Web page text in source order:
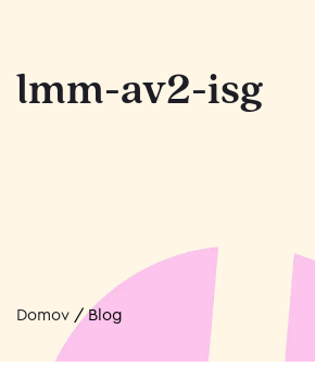
lmm-av2-isg
Domov /Blog